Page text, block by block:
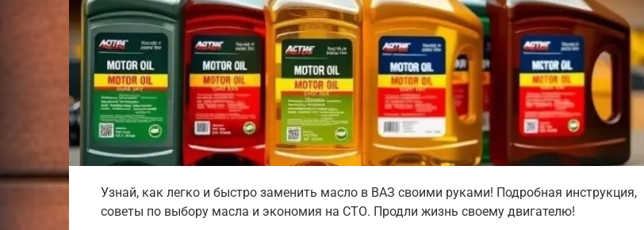
Узнай, как легко и быстро заменить масло в ВАЗ своими руками! Подробная инструкция,
советы по выбору масла и экономия на СТО. Продли жизнь своему двигателю!